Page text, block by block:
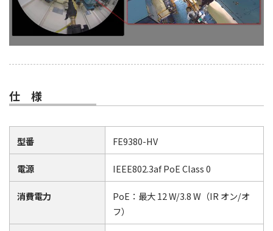
仕 様
型番 FE9380-HV
電源 IEEE802.3af PoE Class 0
消費電力
PoE：最大 12 W/3.8 W（IR オン/オ
フ）